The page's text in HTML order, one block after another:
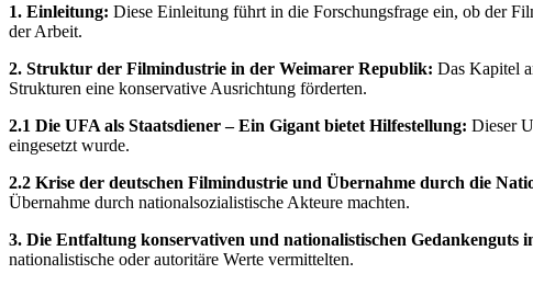
1. Einleitung: Diese Einleitung führt in die Forschungsfrage ein, ob der
der Arbeit.
2. Struktur der Filmindustrie in der Weimarer Republik: Das Kapitel
Strukturen eine konservative Ausrichtung förderten.
2.1 Die UFA als Staatsdiener – Ein Gigant bietet Hilfestellung: Dieser
eingesetzt wurde.
2.2 Krise der deutschen Filmindustrie und Übernahme durch die
Übernahme durch nationalsozialistische Akteure machten.
3. Die Entfaltung konservativen und nationalistischen Gedankenguts
nationalistische oder autoritäre Werte vermittelten.